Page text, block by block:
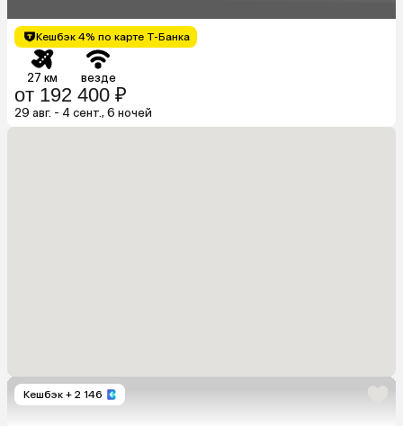
Кешбэк 4% по карте Т-Банка
27 км везде
от 192 400 ₽
29 авг. - 4 сент., 6 ночей
Кешбэк + 2 146